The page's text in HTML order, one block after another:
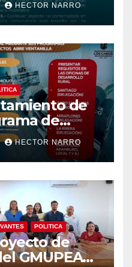
Ribera 2026
HECTOR NARRO
de
de
HECTOR NARRO
POLITICA
de
GMUPEA